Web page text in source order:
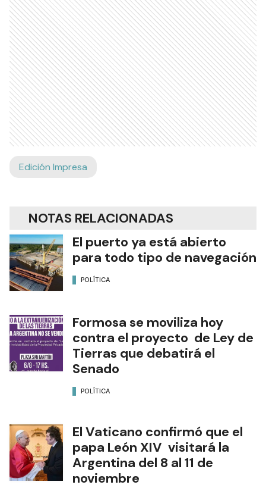
Edición Impresa
NOTAS RELACIONADAS
El puerto ya está abierto
para todo tipo de navegación
POLÍTICA
Formosa se moviliza hoy
contra el proyecto de Ley de
Tierras que debatirá el
Senado
POLÍTICA
El Vaticano confirmó que el
papa León XIV visitará la
Argentina del 8 al 11 de
noviembre